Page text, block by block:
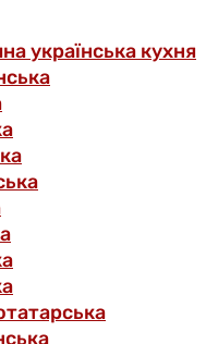
українська кухня